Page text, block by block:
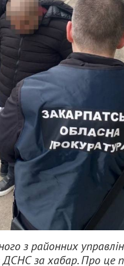
з районних
за хабар. Про це